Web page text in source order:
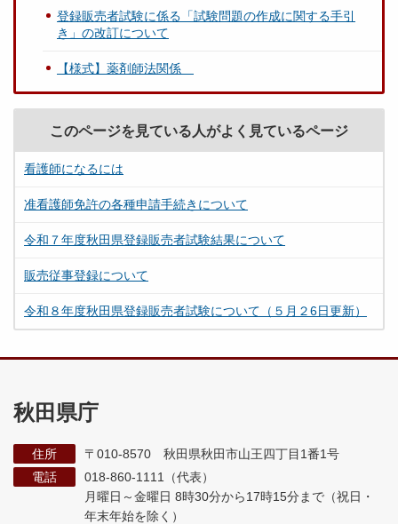
登録販売者試験に係る「試験問題の作成に関する手引
き」の改訂について
【様式】薬剤師法関係
このページを見ている人がよく見ているページ
看護師になるには
准看護師免許の各種申請手続きについて
令和７年度秋田県登録販売者試験結果について
販売従事登録について
令和８年度秋田県登録販売者試験について（５月２6日更新）
秋田県庁
住所
〒010-8570 秋田県秋田市山王四丁目1番1号
電話
018-860-1111（代表）
月曜日～金曜日 8時30分から17時15分まで （祝日・
年末年始を除く）